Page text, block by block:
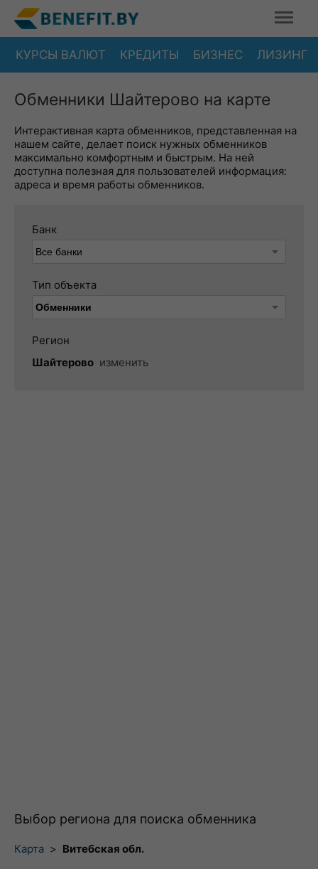
КУРСЫ ВАЛЮТ КРЕДИТЫ БИЗНЕС ЛИЗИНГ
Обменники Шайтерово на карте
Интерактивная карта обменников, представленная на
нашем сайте, делает поиск нужных обменников
максимально комфортным и быстрым. На ней
доступна полезная для пользователей информация:
адреса и время работы обменников.
Банк
Тип объекта
Регион
Шайтерово изменить
Выбор региона для поиска обменника
Карта > Витебская обл.